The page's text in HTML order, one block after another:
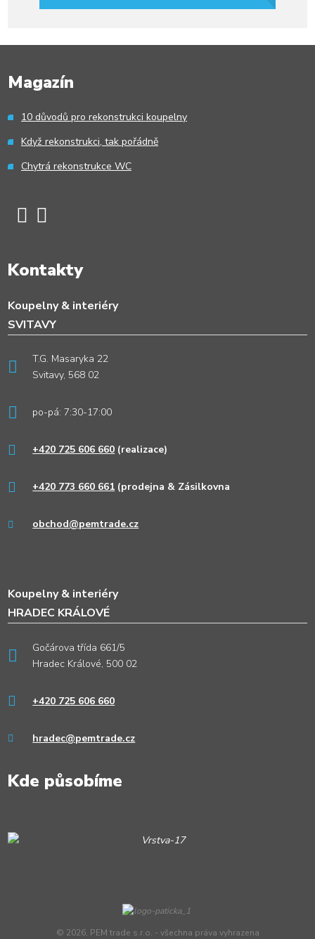
se
odeslat.
Magazín
10 důvodů pro rekonstrukci koupelny
Když rekonstrukci, tak pořádně
Chytrá rekonstrukce WC
Kontakty
Koupelny & interiéry
SVITAVY
T.G. Masaryka 22
Svitavy, 568 02
po-pá: 7:30-17:00
+420 725 606 660 (realizace)
+420 773 660 661 (prodejna & Zásilkovna
obchod@pemtrade.cz
Koupelny & interiéry
HRADEC KRÁLOVÉ
Gočárova třída 661/5
Hradec Králové, 500 02
+420 725 606 660
hradec@pemtrade.cz
Kde působíme
© 2026, PEM trade s.r.o. - všechna práva vyhrazena